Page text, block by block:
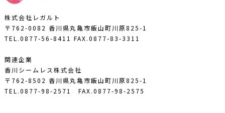
株式会社レガルト
〒762-0082 香川県丸亀市飯山町川原825-1
TEL.0877-56-8411 FAX.0877-83-3311
関連企業
香川シームレス株式会社
〒762-8502 香川県丸亀市飯山町川原825-1
TEL.0877-98-2571
FAX.0877-98-2575